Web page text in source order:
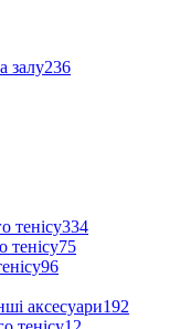
залу236
тенісу334
тенісу75
96
аксесуари192